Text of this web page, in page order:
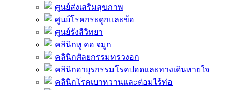
ศูนย์ส่งเสริมสุขภาพ
ศูนย์โรคกระดูกและข้อ
ศูนย์รังสีวิทยา
คลินิกหู คอ จมูก
คลินิกศัลยกรรมทรวงอก
คลินิกอายุรกรรมโรคปอดและทางเดินหายใจ
คลินิกโรคเบาหวานและต่อมไร้ท่อ